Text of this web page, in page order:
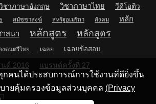
ชาภาษาอังกฤษ วิชาภาษาไทย
วีดีโอติว
สมัชชาสงฆ์ สหรัฐอเมริกา สังคม
หลัก
สนา
หลักสูตร
หลักสูตร
งดนตรีไทย เฉลย เฉลยข้อสอบ
ด์ 2016 แบรนด์ครั้งที่ 27
กคนได้ประสบการณ์การใช้งานที่ดียิ่งขึ้น
ายคุ้มครองข้อมูลส่วนบุคคล (Privacy